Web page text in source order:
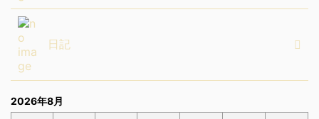
日記
2026年8月